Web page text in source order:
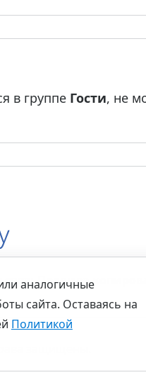
в группе Гости, не
Правила
защищены.
аналогичные
сайта. Оставаясь на
Политикой